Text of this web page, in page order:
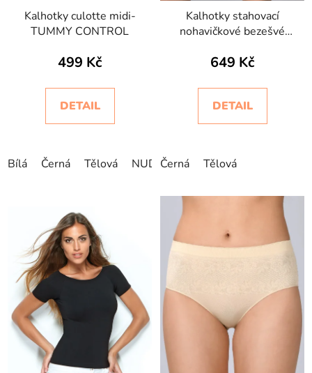
Kalhotky culotte midi-
TUMMY CONTROL
499 Kč
DETAIL
Bílá Černá Tělová NUDE
Kalhotky stahovací
nohavičkové bezešvé
649 Kč
DETAIL
Černá Tělová